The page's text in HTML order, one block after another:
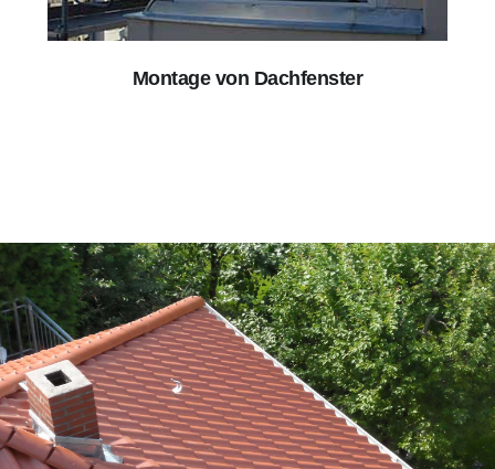
Montage von Dachfenster